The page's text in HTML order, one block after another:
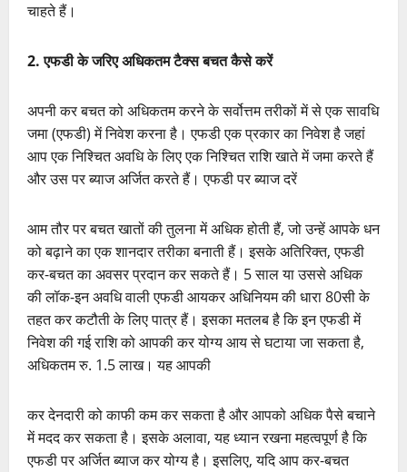
चाहते हैं।
2. एफडी के जरिए अधिकतम टैक्स बचत कैसे करें
अपनी कर बचत को अधिकतम करने के सर्वोत्तम तरीकों में से एक सावधि
जमा (एफडी) में निवेश करना है। एफडी एक प्रकार का निवेश है जहां
आप एक निश्चित अवधि के लिए एक निश्चित राशि खाते में जमा करते हैं
और उस पर ब्याज अर्जित करते हैं। एफडी पर ब्याज दरें
आम तौर पर बचत खातों की तुलना में अधिक होती हैं, जो उन्हें आपके धन
को बढ़ाने का एक शानदार तरीका बनाती हैं। इसके अतिरिक्त, एफडी
कर-बचत का अवसर प्रदान कर सकते हैं। 5 साल या उससे अधिक
की लॉक-इन अवधि वाली एफडी आयकर अधिनियम की धारा 80सी के
तहत कर कटौती के लिए पात्र हैं। इसका मतलब है कि इन एफडी में
निवेश की गई राशि को आपकी कर योग्य आय से घटाया जा सकता है,
अधिकतम रु. 1.5 लाख। यह आपकी
कर देनदारी को काफी कम कर सकता है और आपको अधिक पैसे बचाने
में मदद कर सकता है। इसके अलावा, यह ध्यान रखना महत्वपूर्ण है कि
एफडी पर अर्जित ब्याज कर योग्य है। इसलिए, यदि आप कर-बचत